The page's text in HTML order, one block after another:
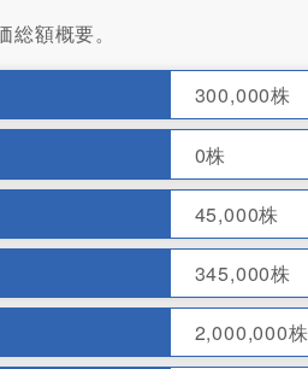
額概要。
300,000株
0株
45,000株
345,000株
2,000,000株